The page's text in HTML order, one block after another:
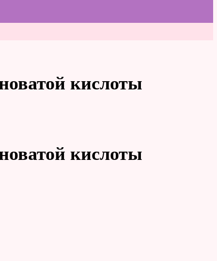
кислоты
кислоты